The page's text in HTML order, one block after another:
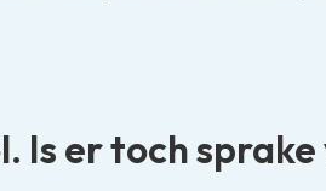
Is er toch sprake